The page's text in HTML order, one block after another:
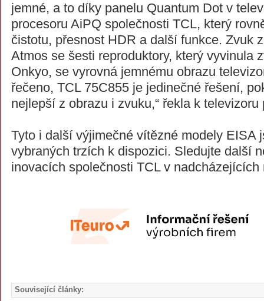
jemné, a to díky panelu Quantum Dot v
procesoru AiPQ společnosti TCL, který
čistotu, přesnost HDR a další funkce. Zvuk
Atmos se šesti reproduktory, který vyvinula
Onkyo, se vyrovná jemnému obrazu
řečeno, TCL 75C855 je jedinečné řešení,
nejlepší z obrazu i zvuku,“ řekla k televizoru
Tyto i další výjimečné vítězné modely EISA
vybraných trzích k dispozici. Sledujte další
inovacích společnosti TCL v nadcházejících
Související články: